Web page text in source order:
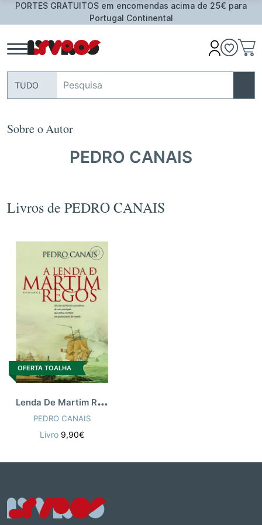
PORTES GRATUITOS em encomendas acima de 25€ para
Portugal Continental
TUDO
Sobre o Autor
PEDRO CANAIS
Livros de PEDRO CANAIS
OFERTA TOALHA
L
enda De Martim Regos (A)
PEDRO CANAIS
Livro 9,90€